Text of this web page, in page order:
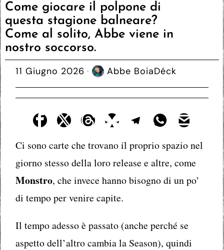
Come giocare il polpone di
questa stagione balneare?
Come al solito, Abbe viene in
nostro soccorso.
11 Giugno 2026 Abbe BoiaDéck
Ci sono carte che trovano il proprio spazio nel
giorno stesso della loro release e altre, come
Monstro, che invece hanno bisogno di un po’
di tempo per venire capite.
Il tempo adesso è passato (anche perché se
aspetto dell’altro cambia la Season), quindi